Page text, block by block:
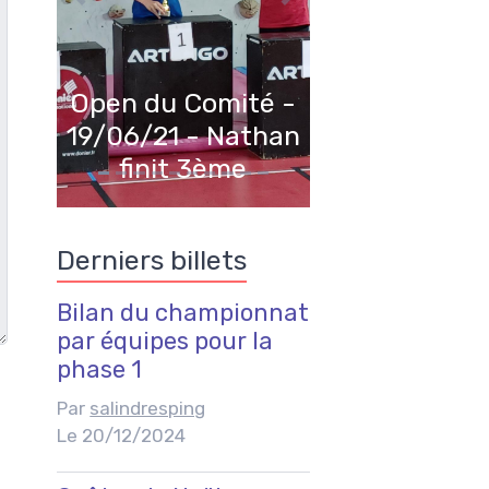
Open du Comité -
19/06/21 - Nathan
finit 3ème
Derniers billets
Bilan du championnat
par équipes pour la
phase 1
Par salindresping
Le 20/12/2024